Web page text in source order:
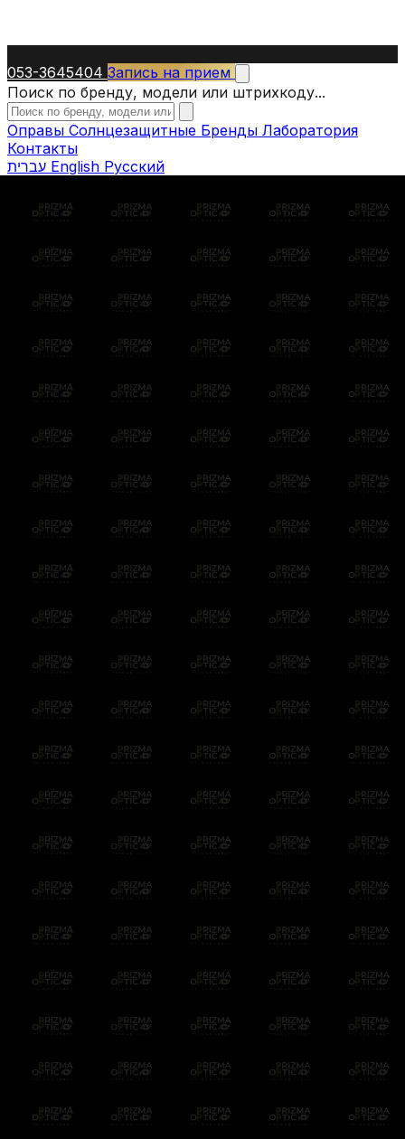
053-3645404 Запись на прием
Поиск по бренду, модели или штрихкоду...
Оправы Солнцезащитные Бренды Лаборатория
Контакты
English Русский